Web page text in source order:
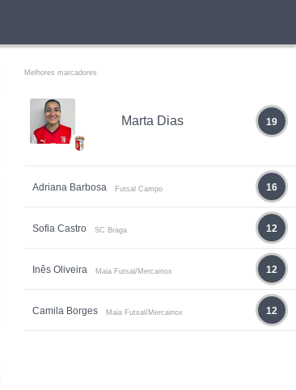
Melhores marcadores
Marta Dias 19
Adriana Barbosa Futsal Campo 16
Sofia Castro SC Braga 12
Inês Oliveira Maia Futsal/Mercainox 12
Camila Borges Maia Futsal/Mercainox 12